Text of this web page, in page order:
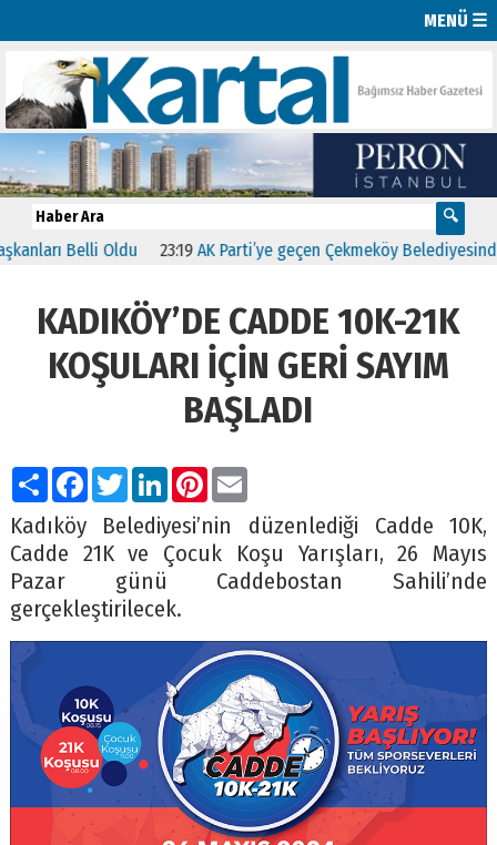
MENÜ ☰
Belli Oldu 23:19 AK Parti’ye geçen Çekmeköy Belediyesinden
KADIKÖY’DE CADDE 10K-21K
KOŞULARI İÇİN GERİ SAYIM
BAŞLADI
PaylaşFacebook
TwitterLinkedIn
Pinterest
Email
Kadıköy Belediyesi’nin düzenlediği Cadde 10K,
Cadde 21K ve Çocuk Koşu Yarışları, 26 Mayıs
Pazar günü Caddebostan Sahili’nde
gerçekleştirilecek.